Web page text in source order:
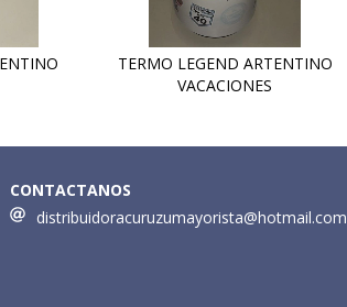
TERMO LEGEND ARTENTINO
VACACIONES
CONTACTANOS
distribuidoracuruzumayorista@hotmail.com